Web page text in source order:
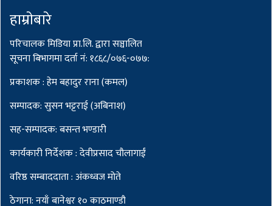
हाम्राेबारे
परिचालक मिडिया प्रा.लि. द्वारा सञ्चालित
सूचना बिभागमा दर्ता नं: १८६८/०७६-०७७:
प्रकाशक : हेम बहादुर राना (कमल)
सम्पादक: सुसन भट्टराई (अबिनाश)
सह-सम्पादक: बसन्त भण्डारी
कार्यकारी निर्देशक : देवीप्रसाद चौलागाईं
वरिष्ठ सम्बाददाता : अंकध्वज मोते
ठेगाना: नयाँ बानेश्वर १० काठमाण्डौ